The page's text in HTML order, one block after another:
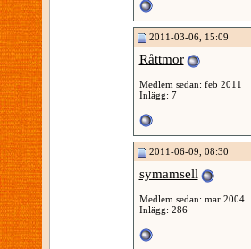
2011-03-06, 15:09
Råttmor
Medlem sedan: feb 2011
Inlägg: 7
2011-06-09, 08:30
symamsell
Medlem sedan: mar 2004
Inlägg: 286